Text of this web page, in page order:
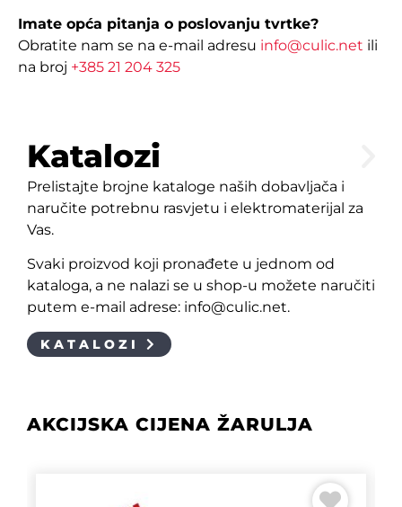
Imate opća pitanja o poslovanju tvrtke?
Obratite nam se na e-mail adresu info@culic.net ili
na broj +385 21 204 325
Katalozi
Prelistajte brojne kataloge naših dobavljača i
naručite potrebnu rasvjetu i elektromaterijal za
Vas.
Svaki proizvod koji pronađete u jednom od
kataloga, a ne nalazi se u shop-u možete naručiti
putem e-mail adrese: info@culic.net.
KATALOZI
AKCIJSKA CIJENA ŽARULJA